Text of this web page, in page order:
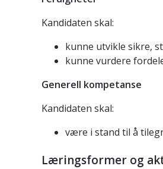
Kandidaten skal:
kunne utvikle sikre,
kunne vurdere
Generell kompetanse
Kandidaten skal:
være i stand til å
Læringsformer og